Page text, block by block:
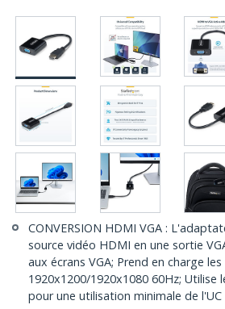
CONVERSION HDMI VGA :
source vidéo HDMI en une sortie
aux écrans VGA; Prend en charge
1920x1200/1920x1080 60Hz; Utilise
pour une utilisation minimale de l'UC